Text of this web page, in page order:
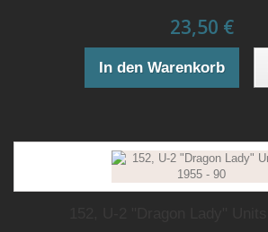
23,50 €
In den Warenkorb